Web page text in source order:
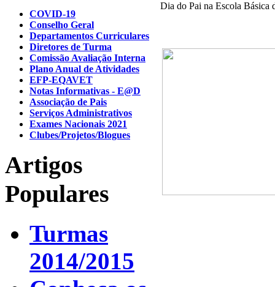
Dia do Pai na Escola Básica
COVID-19
Conselho Geral
Departamentos Curriculares
Diretores de Turma
Comissão Avaliação Interna
Plano Anual de Atividades
EFP-EQAVET
Notas Informativas - E@D
Associação de Pais
Serviços Administrativos
Exames Nacionais 2021
Clubes/Projetos/Blogues
Artigos
Populares
Turmas
2014/2015